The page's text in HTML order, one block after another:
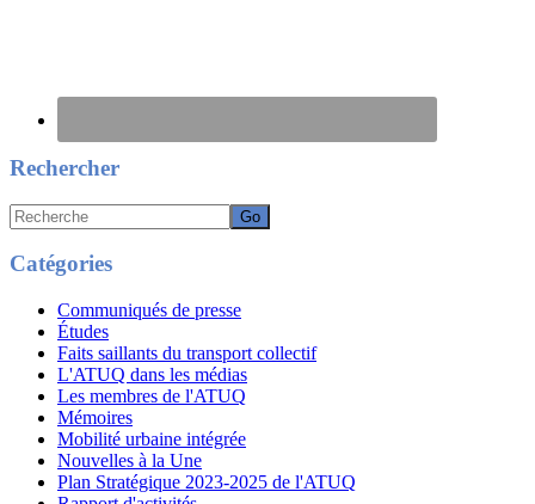
Rechercher
Recherche
Catégories
Communiqués de presse
Études
Faits saillants du transport collectif
L'ATUQ dans les médias
Les membres de l'ATUQ
Mémoires
Mobilité urbaine intégrée
Nouvelles à la Une
Plan Stratégique 2023-2025 de l'ATUQ